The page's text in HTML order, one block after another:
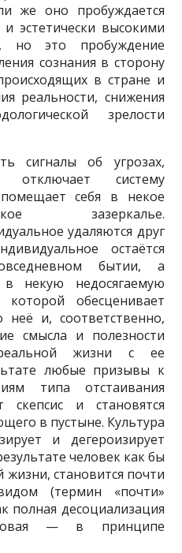
же оно пробуждается
эстетически высокими
но это пробуждение
сознания в сторону
в стране и
реальности, снижения
зрелости
сигналы об угрозах,
отключает систему
себя в некое
зазеркалье.
удаляются друг
остаётся
бытии, а
некую недосягаемую
которой обесценивает
неё и, соответственно,
смысла и полезности
жизни с ее
любые призывы к
типа отстаивания
и становятся
в пустыне. Культура
и дегероизирует
человек как бы
становится почти
(термин «почти»
полная десоциализация
— в принципе